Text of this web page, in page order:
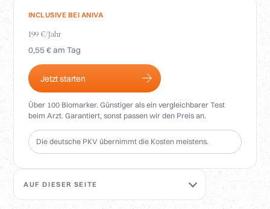
INCLUSIVE BEI ANIVA
199 €/Jahr
0,55 € am Tag
Jetzt starten
Über 100 Biomarker. Günstiger als ein vergleichbarer Test
beim Arzt. Garantiert, sonst passen wir den Preis an.
Die deutsche PKV übernimmt die Kosten meistens.
AUF DIESER SEITE